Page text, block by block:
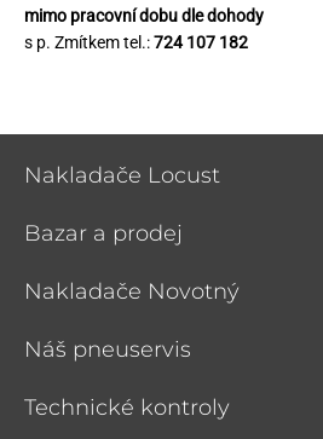
mimo pracovní dobu dle dohody
s p. Zmítkem tel.:724 107 182
Nakladače Locust
Bazar a prodej
Nakladače Novotný
Náš pneuservis
Technické kontroly